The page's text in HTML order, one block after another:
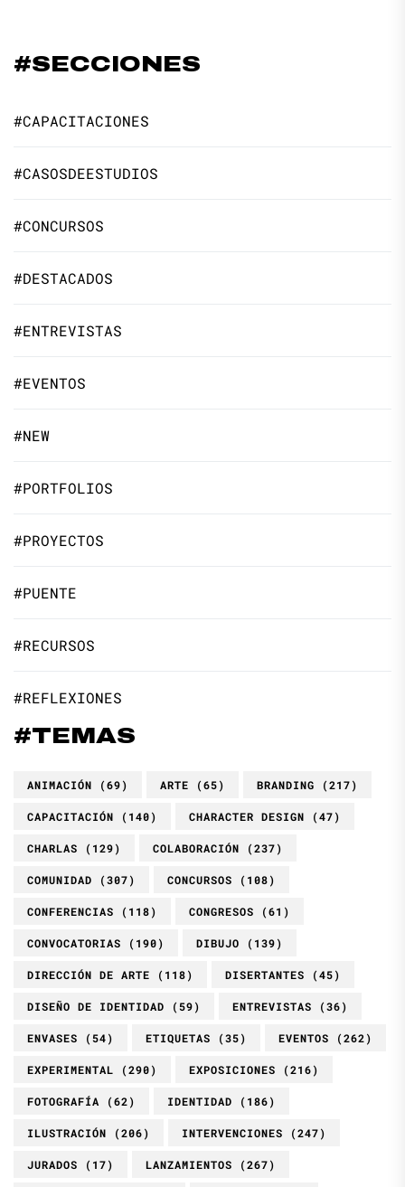
#SECCIONES
#CAPACITACIONES
#CASOSDEESTUDIOS
#CONCURSOS
#DESTACADOS
#ENTREVISTAS
#EVENTOS
#NEW
#PORTFOLIOS
#PROYECTOS
#PUENTE
#RECURSOS
#REFLEXIONES
#TEMAS
ANIMACIÓN (69) ARTE (65) BRANDING (217)
CAPACITACIÓN (140) CHARACTER DESIGN (47)
CHARLAS (129) COLABORACIÓN (237)
COMUNIDAD (307) CONCURSOS (108)
CONFERENCIAS (118) CONGRESOS (61)
CONVOCATORIAS (190) DIBUJO (139)
DIRECCIÓN DE ARTE (118) DISERTANTES (45)
DISEÑO DE IDENTIDAD (59) ENTREVISTAS (36)
ENVASES (54) ETIQUETAS (35) EVENTOS (262)
EXPERIMENTAL (290) EXPOSICIONES (216)
FOTOGRAFÍA (62) IDENTIDAD (186)
ILUSTRACIÓN (206) INTERVENCIONES (247)
JURADOS (17) LANZAMIENTOS (267)